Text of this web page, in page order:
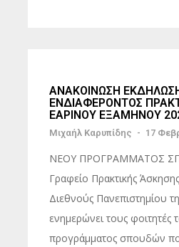
ΑΝΑΚΟΙΝΩΣΗ
ΕΝΔΙΑΦΕΡΟΝΤΟΣ
ΕΑΡΙΝΟΥ ΕΞΑΜΗΝΟΥ
Μιχαήλ Καρυπίδης - 17
ΝΕΟΥ ΠΡΟΓΡΑΜΜΑΤΟΣ
Γραφείο Πρακτικής
Διεθνούς Πανεπιστημίου
ενημερώνει τους φοιτητές
προγράμματος σπουδών